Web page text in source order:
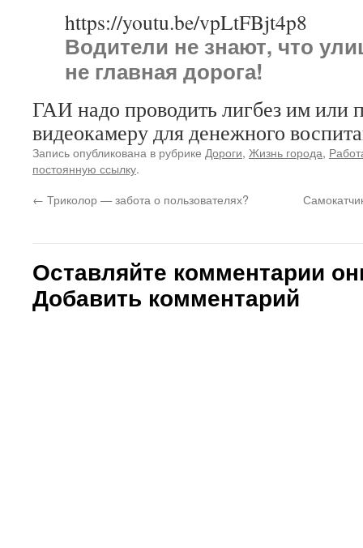
https://youtu.be/vpLtFBjt4p8
Водители не знают, что
не главная дорога!
ГАИ надо проводить лигбез им или
видеокамеру для денежного
Запись опубликована в рубрике Дороги, Жизнь города,
постоянную ссылку.
← Триколор — забота о пользователях?
Оставляйте комментарии
Добавить комментарий